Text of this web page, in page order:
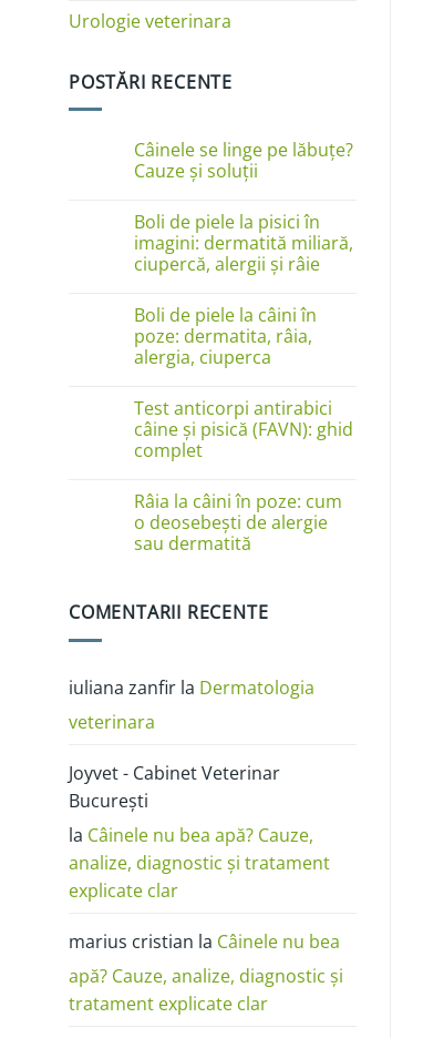
Urologie veterinara
POSTĂRI RECENTE
Câinele se linge pe lăbuțe?
Cauze și soluții
comentariu
la
Câinele
se
linge
Cauze
și
soluții
Boli de piele la pisici în
imagini: dermatită miliară,
ciupercă, alergii și râie
comentariu
la
Boli
de
piele
în
imagini:
dermatită
miliară,
ciupercă,
și
râie
Boli de piele la câini în
poze: dermatita, râia,
alergia, ciuperca
la
Boli
de
piele
în
poze:
dermatita,
râia,
alergia,
Test anticorpi antirabici
câine și pisică (FAVN): ghid
complet
comentariu
la
Test
anticorpi
antirabici
(FAVN):
ghid
Râia la câini în poze: cum
o deosebești de alergie
sau dermatită
Râia
cum
o
de
dermatită
COMENTARII RECENTE
iuliana zanfir la Dermatologia
veterinara
Joyvet - Cabinet Veterinar
București
la Câinele nu bea apă? Cauze,
analize, diagnostic și tratament
explicate clar
marius cristian la Câinele nu bea
apă? Cauze, analize, diagnostic și
tratament explicate clar